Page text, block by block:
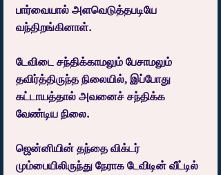
பார்வையால் அளவெடுத்தபடியே
வந்திறங்கினாள்.
டேவிடை சந்திக்காமலும் பேசாமலும்
தவிர்த்திருந்த நிலையில், இப்போது
கட்டாயத்தால் அவனைச் சந்திக்க
வேண்டிய நிலை.
ஜென்னியின் தந்தை விக்டர்
மும்பையிலிருந்து நேராக டேவிடின் வீட்டில்